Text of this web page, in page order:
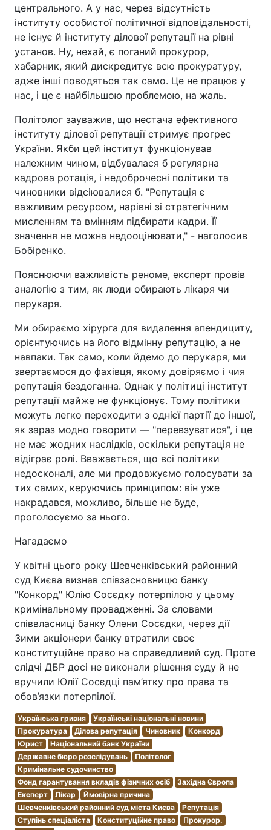
центрального. А у нас, через відсутність
інституту особистої політичної відповідальності,
не існує й інституту ділової репутації на рівні
установ. Ну, нехай, є поганий прокурор,
хабарник, який дискредитує всю прокуратуру,
адже інші поводяться так само. Це не працює у
нас, і це є найбільшою проблемою, на жаль.
Політолог зауважив, що нестача ефективного
інституту ділової репутації стримує прогрес
України. Якби цей інститут функціонував
належним чином, відбувалася б регулярна
кадрова ротація, і недоброчесні політики та
чиновники відсіювалися б. "Репутація є
важливим ресурсом, нарівні зі стратегічним
мисленням та вмінням підбирати кадри. Її
значення не можна недооцінювати," - наголосив
Бобіренко.
Пояснюючи важливість реноме, експерт провів
аналогію з тим, як люди обирають лікаря чи
перукаря.
Ми обираємо хірурга для видалення апендициту,
орієнтуючись на його відмінну репутацію, а не
навпаки. Так само, коли йдемо до перукаря, ми
звертаємося до фахівця, якому довіряємо і чия
репутація бездоганна. Однак у політиці інститут
репутації майже не функціонує. Тому політики
можуть легко переходити з однієї партії до іншої,
як зараз модно говорити — "перевзуватися", і це
не має жодних наслідків, оскільки репутація не
відіграє ролі. Вважається, що всі політики
недосконалі, але ми продовжуємо голосувати за
тих самих, керуючись принципом: він уже
накрадався, можливо, більше не буде,
проголосуємо за нього.
Нагадаємо
У квітні цього року Шевченківський районний
суд Києва визнав співзасновницю банку
"Конкорд" Юлію Сосєдку потерпілою у цьому
кримінальному провадженні. За словами
співвласниці банку Олени Сосєдки, через дії
Зими акціонери банку втратили своє
конституційне право на справедливий суд. Проте
слідчі ДБР досі не виконали рішення суду й не
вручили Юлії Сосєдці пам’ятку про права та
обов’язки потерпілої.
Українська гривня
Українські національні новини
Прокуратура
Ділова репутація Чиновник
Конкорд
Юрист
Національний банк України
Державне бюро розслідувань
Політолог
Кримінальне судочинство
Фонд гарантування вкладів фізичних осіб
Західна Європа
Експерт
Лікар
Ймовірна причина
Шевченківський районний суд міста Києва
Репутація
Ступінь спеціаліста
Конституційне право
Прокурор.